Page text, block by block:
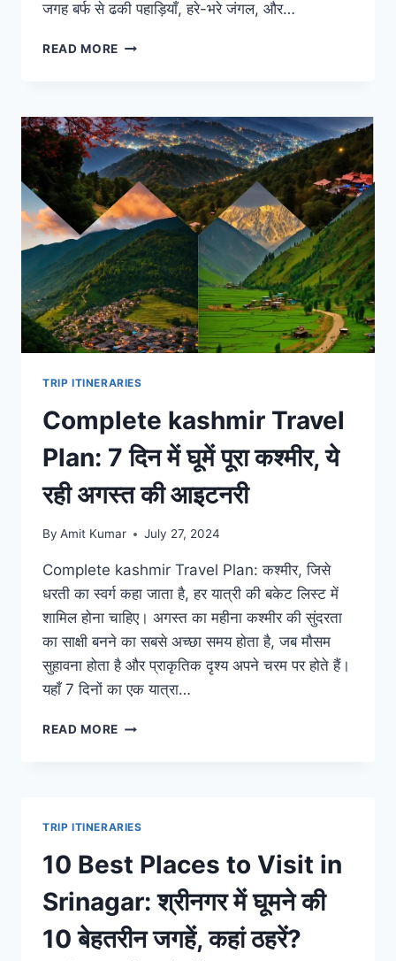
जगह बर्फ से ढकी पहाड़ियाँ, हरे-भरे जंगल, और…
READ MORE PAHALGAM
घूमें
पहलगाम,
वैली
ऑफ
शेफर्ड्स
की
पूरी
ट्रैवल
गाइड
रही
TRIP ITINERARIES
Complete kashmir Travel
Plan: 7 दिन में घूमें पूरा कश्मीर, ये
रही अगस्त की आइटनरी
By Amit Kumar July 27, 2024
Complete kashmir Travel Plan: कश्मीर, जिसे
धरती का स्वर्ग कहा जाता है, हर यात्री की बकेट लिस्ट में
शामिल होना चाहिए। अगस्त का महीना कश्मीर की सुंदरता
का साक्षी बनने का सबसे अच्छा समय होता है, जब मौसम
सुहावना होता है और प्राकृतिक दृश्य अपने चरम पर होते हैं।
यहाँ 7 दिनों का एक यात्रा…
READ MORE COMPLETE
घूमें
पूरा
ये
रही
अगस्त
TRIP ITINERARIES
10 Best Places to Visit in
Srinagar: श्रीनगर में घूमने की
10 बेहतरीन जगहें, कहां ठहरें?